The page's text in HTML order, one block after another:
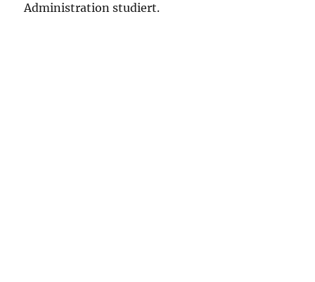
Administration studiert.